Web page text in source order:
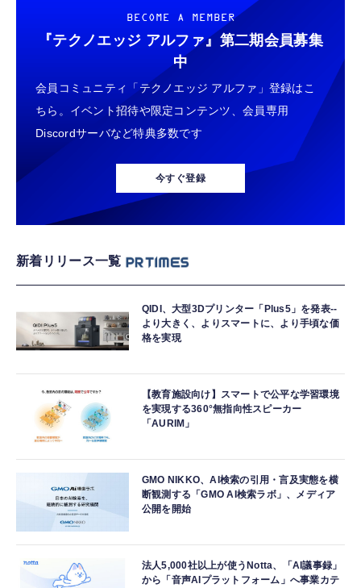
BECOME A MEMBER
『テクノエッジ アルファ』 第二期会員募集
中
会員コミュニティ「テクノエッジ アルファ」登録はこ
ちら。イベント招待や限定コンテンツ、会員専用
Discordサーバなど特典多数です
今すぐ登録
新着リリース一覧
QIDI、大型3Dプリンター「Plus5」を発表--
より大きく、よりスマートに、より手頃な価
格を実現
【教育施設向け】スマートで公平な学習環境
を実現する360°無指向性スピーカー
「AURIM」
GMO NIKKO、AI検索の引用・言及実態を横
断観測する「GMO AI検索ラボ」、メディア
公開を開始
法人5,000社以上が使うNotta、「AI議事録」
から「音声AIプラットフォーム」へ事業カテ